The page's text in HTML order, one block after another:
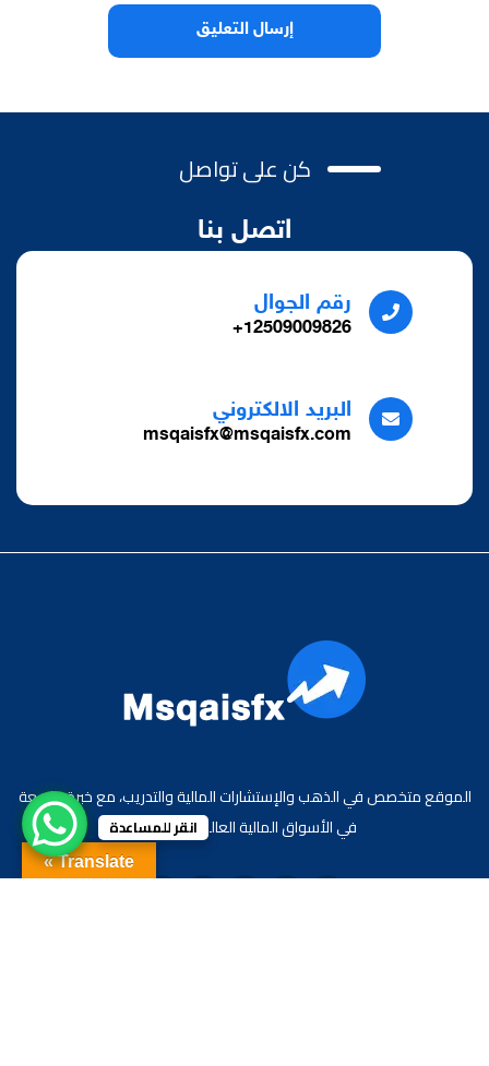
كن على تواصل
اتصل بنا
رقم الجوال
12509009826+
البريد الالكتروني
msqaisfx@msqaisfx.com
الموقع متخصص في الذهب والإستشارات المالية والتدريب، مع خبرة واسعة
في الأسواق المالية العالمية والعربية.
Translate »
انقر للمساعدة